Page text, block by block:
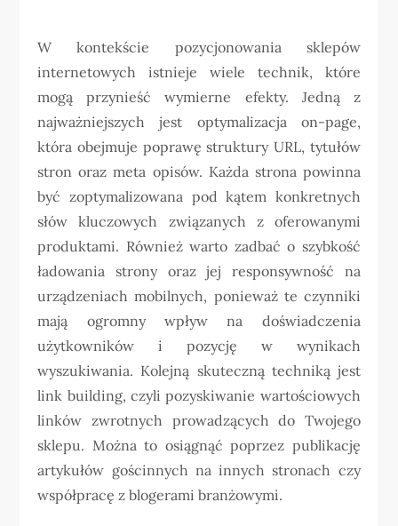
W kontekście pozycjonowania sklepów
internetowych istnieje wiele technik, które
mogą przynieść wymierne efekty. Jedną z
najważniejszych jest optymalizacja on-page,
która obejmuje poprawę struktury URL, tytułów
stron oraz meta opisów. Każda strona powinna
być zoptymalizowana pod kątem konkretnych
słów kluczowych związanych z oferowanymi
produktami. Również warto zadbać o szybkość
ładowania strony oraz jej responsywność na
urządzeniach mobilnych, ponieważ te czynniki
mają ogromny wpływ na doświadczenia
użytkowników i pozycję w wynikach
wyszukiwania. Kolejną skuteczną techniką jest
link building, czyli pozyskiwanie wartościowych
linków zwrotnych prowadzących do Twojego
sklepu. Można to osiągnąć poprzez publikację
artykułów gościnnych na innych stronach czy
współpracę z blogerami branżowymi.